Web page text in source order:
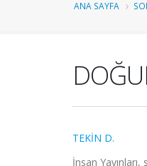
ANA SAYFA
TEKİN D.
İnsan